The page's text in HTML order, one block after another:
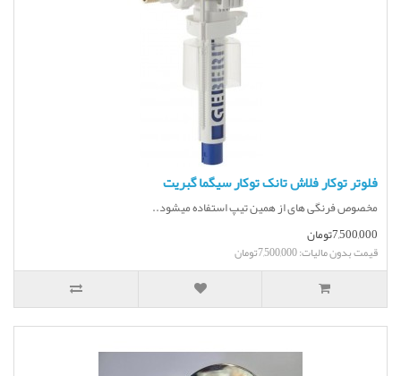
فلوتر توکار فلاش تانک توکار سیگما گبریت
مخصوص فرنگی های از همین تیپ استفاده میشود..
7,500,000تومان
قیمت بدون مالیات: 7,500,000تومان